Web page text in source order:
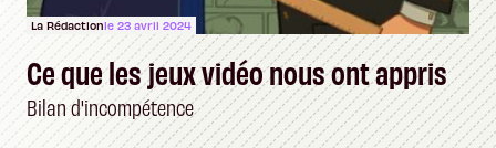
La Rédactionle 23 avril 2024
Ce que les jeux vidéo nous ont appris
Bilan d'incompétence